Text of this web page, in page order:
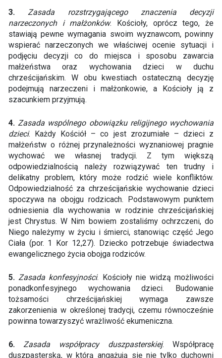
3.
Zasada rozstrzygającego znaczenia decyzji
narzeczonych i małżonków. Kościoły, oprócz tego, że
stawiają pewne wymagania swoim wyznawcom, powinny
wspierać narzeczonych we właściwej ocenie sytuacji i
podjęciu decyzji co do miejsca i sposobu zawarcia
małżeństwa oraz wychowania dzieci w duchu
chrześcijańskim. W obu kwestiach ostateczną decyzję
podejmują narzeczeni i małżonkowie, a Kościoły ją z
szacunkiem przyjmują.
4. Zasada wspólnego obowiązku religijnego wychowania
dzieci. Każdy Kościół – co jest zrozumiałe – dzieci z
małżeństw o różnej przynależności wyznaniowej pragnie
wychować we własnej tradycji. Z tym większą
odpowiedzialnością należy rozwiązywać ten trudny i
delikatny problem, który może rodzić wiele konfliktów.
Odpowiedzialność za chrześcijańskie wychowanie dzieci
spoczywa na obojgu rodzicach. Podstawowym punktem
odniesienia dla wychowania w rodzinie chrześcijańskiej
jest Chrystus. W Nim bowiem zostaliśmy ochrzczeni, do
Niego należymy w życiu i śmierci, stanowiąc część Jego
Ciała (por. 1 Kor 12,27). Dziecko potrzebuje świadectwa
ewangelicznego życia obojga rodziców.
5. Zasada konfesyjności. Kościoły nie widzą możliwości
ponadkonfesyjnego wychowania dzieci. Budowanie
tożsamości chrześcijańskiej wymaga zawsze
zakorzenienia w określonej tradycji, czemu równocześnie
powinna towarzyszyć wrażliwość ekumeniczna.
6. Zasada współpracy duszpasterskiej. Współpracę
duszpasterską, w którą angażują się nie tylko duchowni